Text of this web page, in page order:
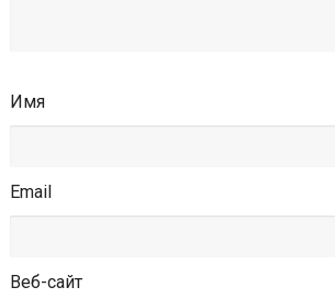
Имя
Email
Веб-сайт